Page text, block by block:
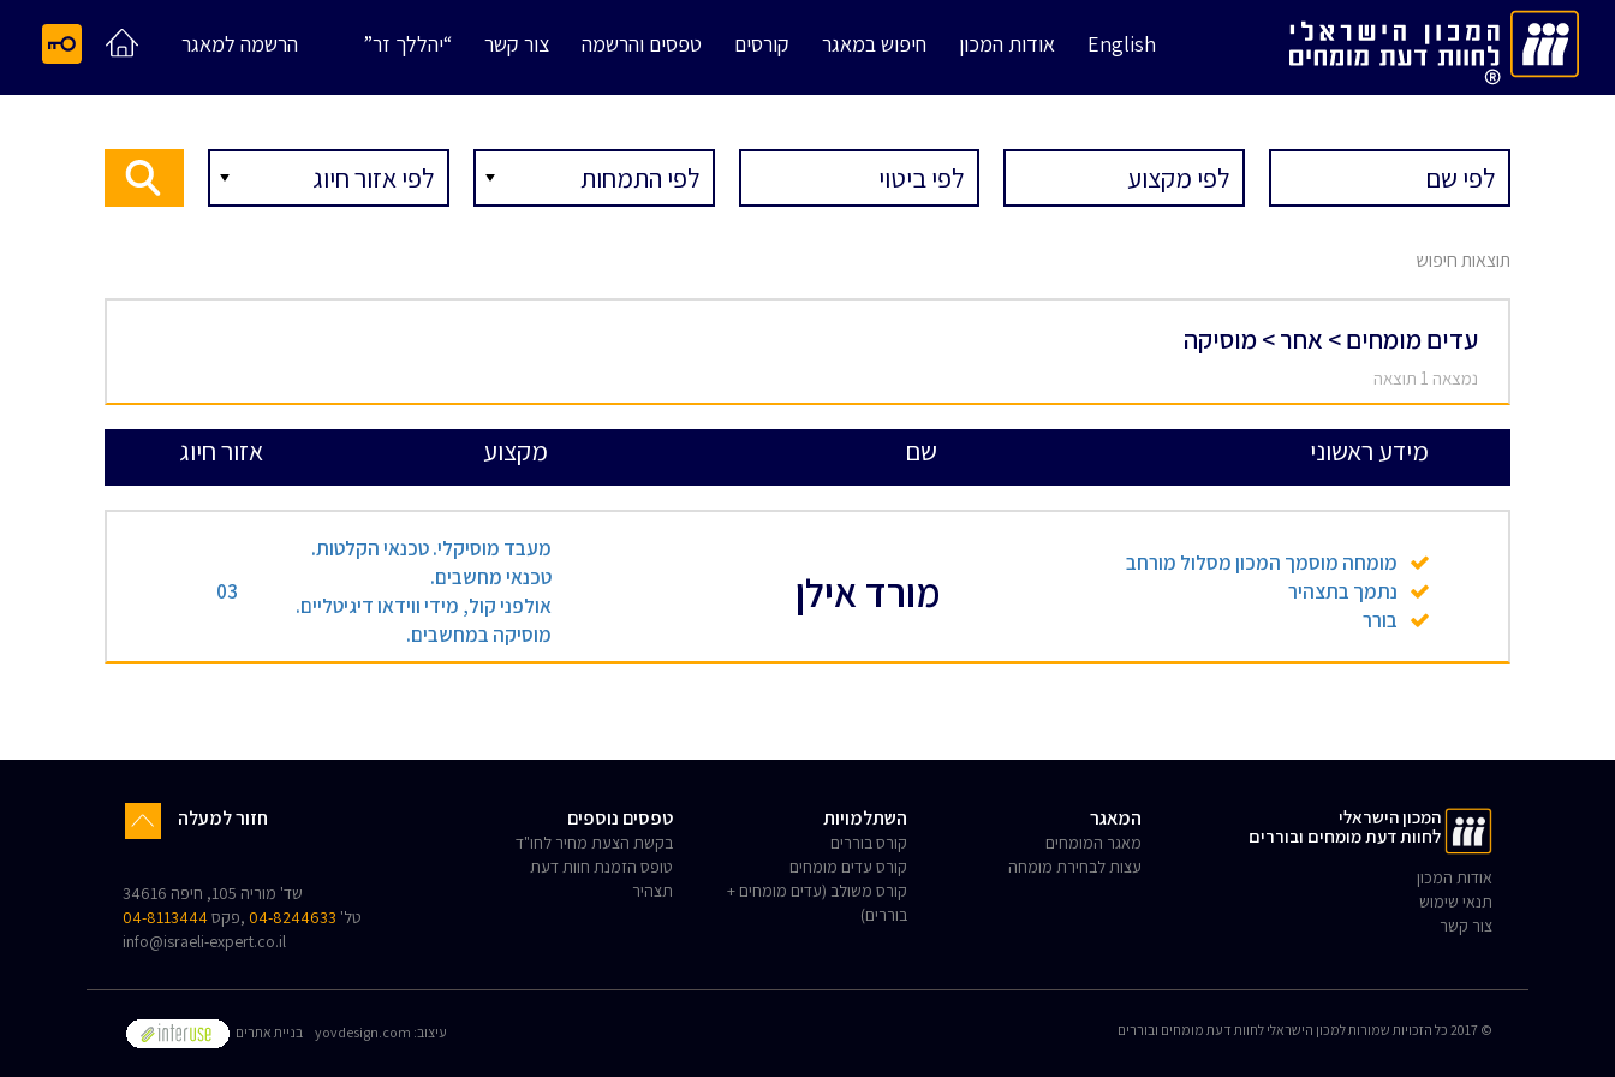
English אודות המכון חיפוש במאגר קורסים טפסים והרשמה צור קשר “יהללך זר” הרשמה למאגר
תוצאות חיפוש
עדים מומחים > אחר > מוסיקה
נמצאה 1 תוצאה
מידע ראשוני שם מקצוע אזור חיוג
מומחה מוסמך המכון מסלול מורחב
נתמך בתצהיר
בורר
מורד אילן
מעבד מוסיקלי. טכנאי הקלטות.
טכנאי מחשבים.
אולפני קול, מידי ווידאו דיגיטליים.
מוסיקה במחשבים.
03
המכון הישראלי
לחוות דעת מומחים ובוררים
אודות המכון
תנאי שימוש
צור קשר
המאגר
מאגר המומחים
עצות לבחירת מומחה
השתלמויות
קורס בוררים
קורס עדים מומחים
קורס משולב (עדים מומחים +
בוררים)
טפסים נוספים
בקשת הצעת מחיר לחו"ד
טופס הזמנת חוות דעת
תצהיר
חזור למעלה
שד' מוריה 105, חיפה 34616
טל' 04-8244633 ,פקס04-8113444
info@israeli-expert.co.il
© 2017 כל הזכויות שמורות למכון הישראלי לחוות דעת מומחים ובוררים בניית אתרים yovdesign.com :עיצוב